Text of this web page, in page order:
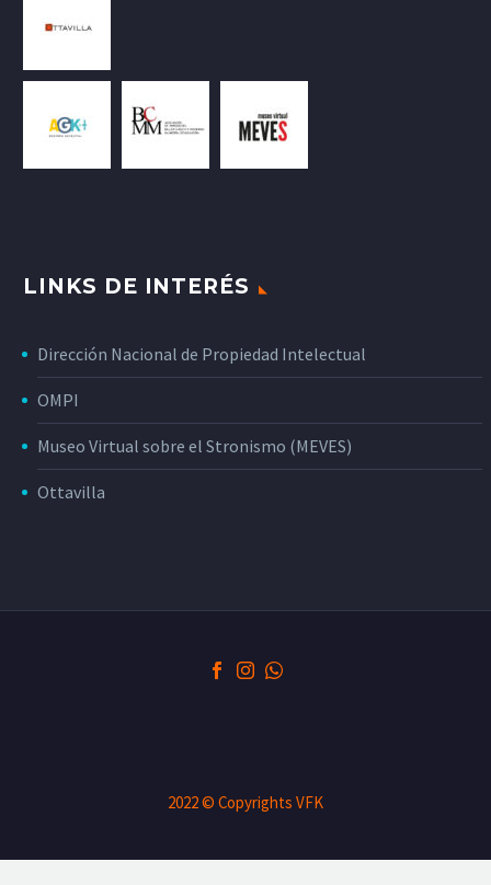
LINKS DE INTERÉS
Dirección Nacional de Propiedad Intelectual
OMPI
Museo Virtual sobre el Stronismo (MEVES)
Ottavilla
2022 © Copyrights VFK